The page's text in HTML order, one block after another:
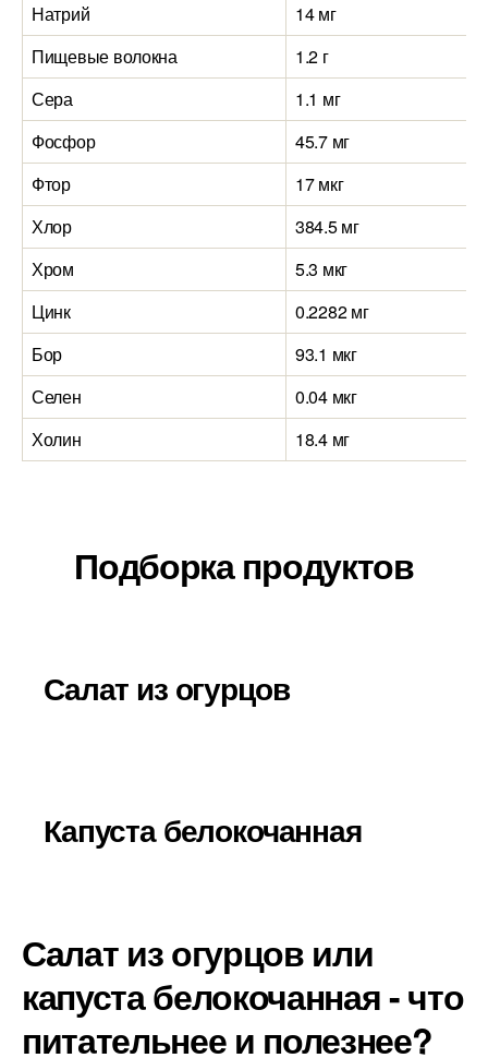
Натрий
14 мг
Пищевые волокна
1.2 г
Сера
1.1 мг
Фосфор
45.7 мг
Фтор
17 мкг
Хлор
384.5 мг
Хром
5.3 мкг
Цинк
0.2282 мг
Бор
93.1 мкг
Селен
0.04 мкг
Холин
18.4 мг
Подборка продуктов
Салат из огурцов
Капуста белокочанная
Салат из огурцов или
капуста белокочанная - что
питательнее и полезнее?